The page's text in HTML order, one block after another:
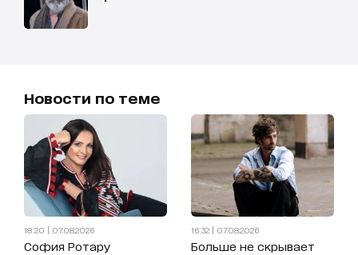
Новости по теме
18:20 | 07.08.2026
София Ротару
16:32 | 07.08.2026
Больше не скрывает